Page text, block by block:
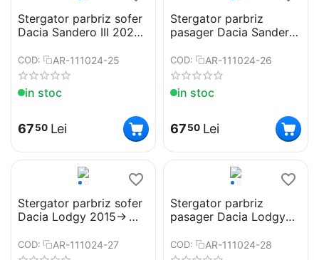
Stergator parbriz sofer
Dacia Sandero III 2020-
COD: AR-111024-25
in stoc
6750 Lei
Stergator parbriz
pasager Dacia Sandero
16"
COD: AR-111024-26
in stoc
6750 Lei
Stergator parbriz sofer
Dacia Lodgy 2015->
COD: AR-111024-27
Stergator parbriz
pasager Dacia Lodgy
COD: AR-111024-28